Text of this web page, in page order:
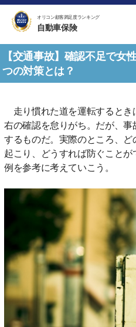
オリコン顧客満足度ランキング
自動車保険
【交通事故】確認不足で
つの対策とは？
走り慣れた道を運転するとき
右の確認を怠りがち。だが、
するものだ。実際のところ、
起こり、どうすれば防ぐこと
例を参考に考えていこう。